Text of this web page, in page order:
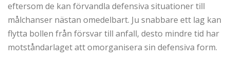
eftersom de kan förvandla defensiva situationer till
målchanser nästan omedelbart. Ju snabbare ett lag kan
flytta bollen från försvar till anfall, desto mindre tid har
motståndarlaget att omorganisera sin defensiva form.